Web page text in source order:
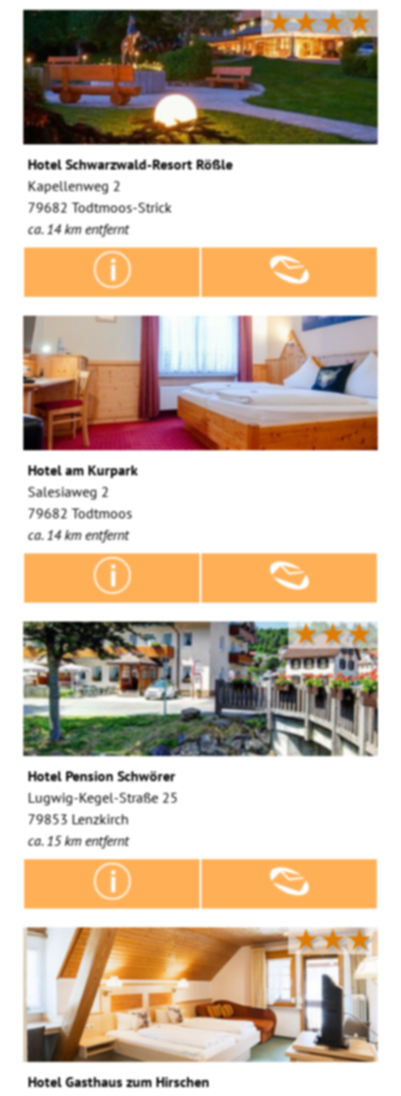
★★★★
Hotel Schwarzwald-Resort Rößle
Kapellenweg 2
79682 Todtmoos-Strick
ca. 14 km entfernt
Hotel am Kurpark
Salesiaweg 2
79682 Todtmoos
ca. 14 km entfernt
★★★
Hotel Pension Schwörer
Lugwig-Kegel-Straße 25
79853 Lenzkirch
ca. 15 km entfernt
★★★
Hotel Gasthaus zum Hirschen